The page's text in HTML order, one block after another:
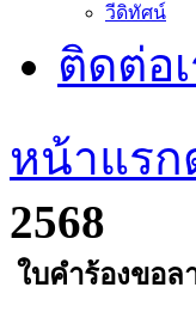
วีดิทัศน์
ติดต่อ
หน้าแรก
2568
ใบคำร้องขอล